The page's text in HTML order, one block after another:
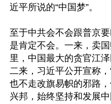
近平所说的“中国梦”。
至于中共会不会跟普京
是肯定不会。一来，卖
里，中国最大的贪官江泽
二来，习近平公开宣称
也不走改旗易帜的邪路
兴邦，始终坚持和发展